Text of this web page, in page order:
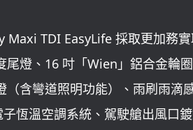
Maxi TDI EasyLife 採取更加務
尾燈、16 吋「Wien」鋁合金輪
（含彎道照明功能）、雨刷雨
恆溫空調系統、駕駛艙出風口